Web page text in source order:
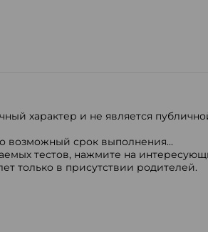
характер и не является
возможный срок выполнения...
тестов, нажмите на
только в присутствии родителей.